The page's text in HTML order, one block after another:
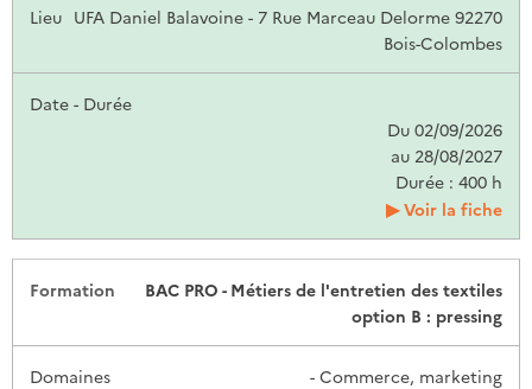
UFA Daniel Balavoine - 7 Rue Marceau Delorme 92270
Bois-Colombes
Du 02/09/2026
au 28/08/2027
Durée : 400 h
Voir la fiche
BAC PRO - Métiers de l'entretien des textiles
option B : pressing
- Commerce, marketing